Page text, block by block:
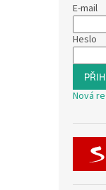
E-mail
Heslo
Nová